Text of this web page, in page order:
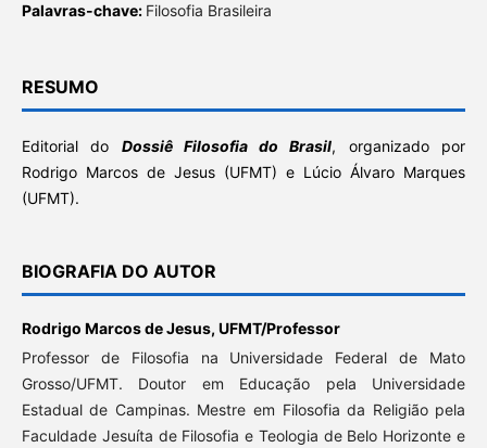
Palavras-chave: Filosofia Brasileira
RESUMO
Editorial do Dossiê Filosofia do Brasil, organizado por
Rodrigo Marcos de Jesus (UFMT) e Lúcio Álvaro Marques
(UFMT).
BIOGRAFIA DO AUTOR
Rodrigo Marcos de Jesus, UFMT/Professor
Professor de Filosofia na Universidade Federal de Mato
Grosso/UFMT. Doutor em Educação pela Universidade
Estadual de Campinas. Mestre em Filosofia da Religião pela
Faculdade Jesuíta de Filosofia e Teologia de Belo Horizonte e